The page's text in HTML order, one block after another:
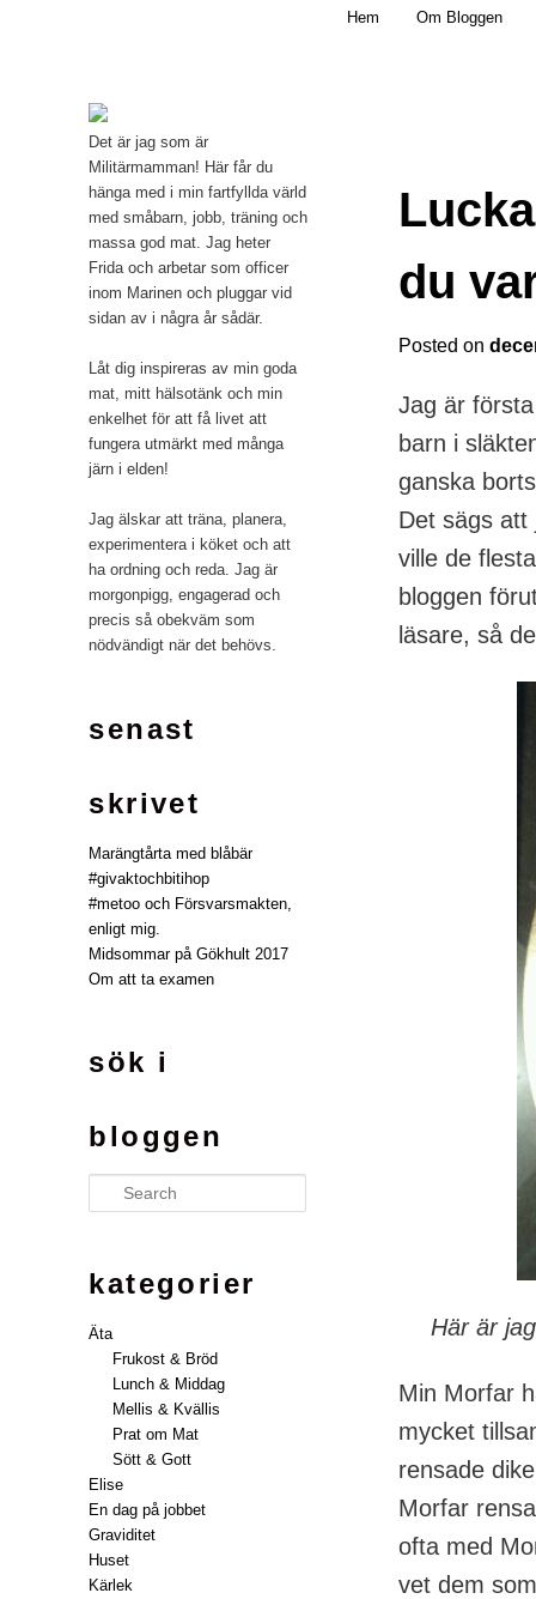
Mamma, militär och märkbart obekväm
Hem Om Bloggen
du
Posted on
Jag är
barn i
ganska
Det sägs att
ville de
bloggen
läsare, så
Här är
Min Morfar
mycket
rensade
Morfar
ofta med
vet dem
Det är jag som är
Militärmamman! Här får du
hänga med i min fartfyllda värld
med småbarn, jobb, träning och
massa god mat. Jag heter
Frida och arbetar som officer
inom Marinen och pluggar vid
sidan av i några år sådär.
Låt dig inspireras av min goda
mat, mitt hälsotänk och min
enkelhet för att få livet att
fungera utmärkt med många
järn i elden!
Jag älskar att träna, planera,
experimentera i köket och att
ha ordning och reda. Jag är
morgonpigg, engagerad och
precis så obekväm som
nödvändigt när det behövs.
senast
skrivet
Marängtårta med blåbär
#givaktochbitihop
#metoo och Försvarsmakten,
enligt mig.
Midsommar på Gökhult 2017
Om att ta examen
sök i
bloggen
Search
kategorier
Äta
Frukost & Bröd
Lunch & Middag
Mellis & Kvällis
Prat om Mat
Sött & Gott
Elise
En dag på jobbet
Graviditet
Huset
Kärlek